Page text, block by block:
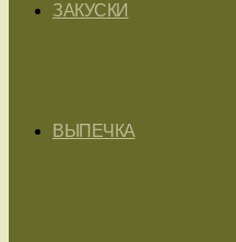
ЗАКУСКИ
ВЫПЕЧКА